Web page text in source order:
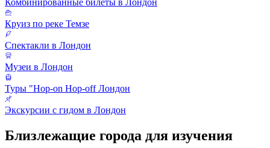
Комбинированные билеты в Лондон
Круиз по реке Темзе
Спектакли в Лондон
Музеи в Лондон
Туры "Hop-on Hop-off Лондон
Экскурсии с гидом в Лондон
Близлежащие города для изучения